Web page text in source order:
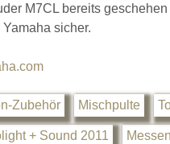
M7CL bereits
sicher.
Zubehör Mischpulte
+ Sound 2011 Messen